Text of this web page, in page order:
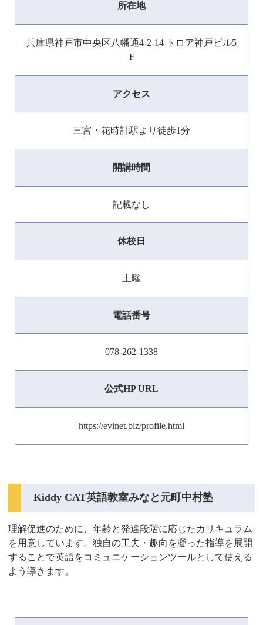
所在地
兵庫県神戸市中央区八幡通4-2-14 トロア神戸ビル5
F
アクセス
三宮・花時計駅より徒歩1分
開講時間
記載なし
休校日
土曜
電話番号
078-262-1338
公式HP URL
https://evinet.biz/profile.html
Kiddy CAT英語教室みなと元町中村塾
理解促進のために、年齢と発達段階に応じたカリキュラム
を用意しています。独自の工夫・趣向を凝った指導を展開
することで英語をコミュニケーションツールとして使える
よう導きます。